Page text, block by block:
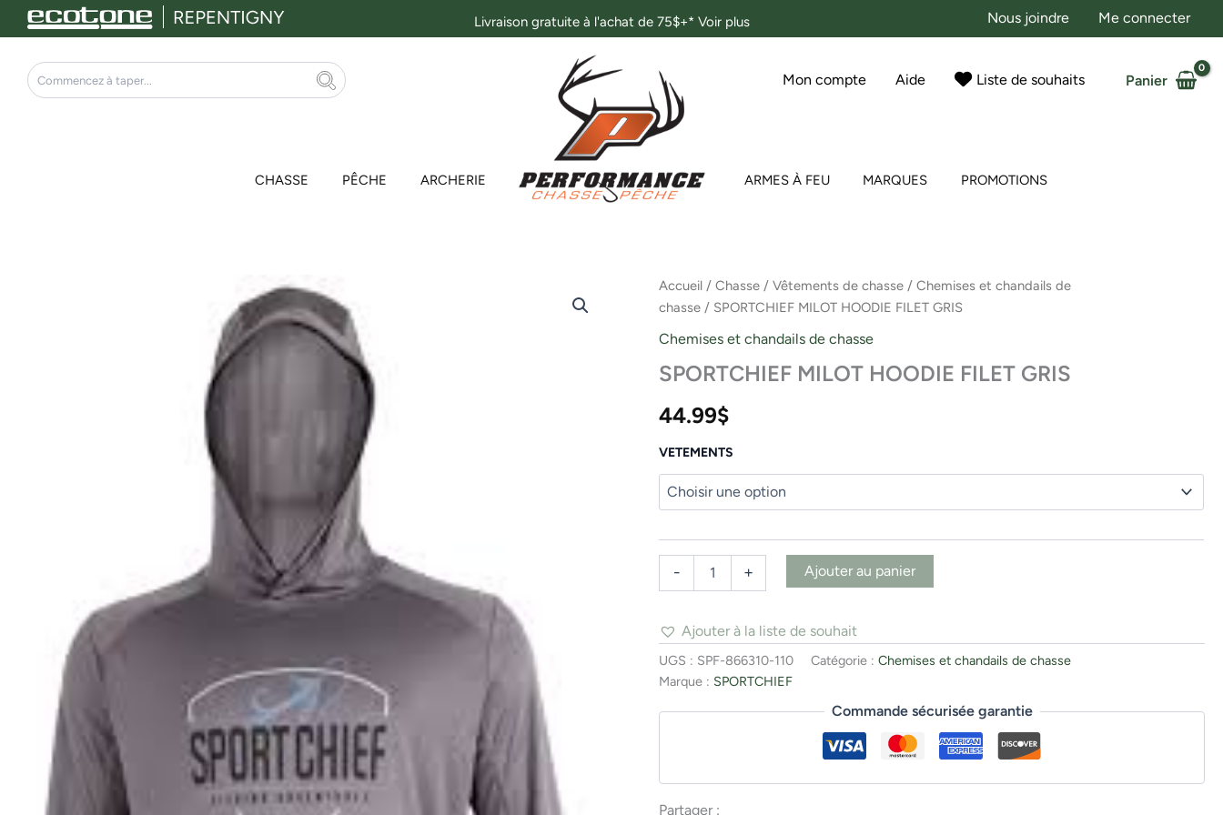
Aller
au
contenu
Livraison gratuite à l'achat de 75$+* Voir plus Nous joindre Me connecter
Rechercher
Mon compte Aide Liste de souhaits Panier
CHASSE PÊCHE ARCHERIE ARMES À FEU MARQUES PROMOTIONS
Accueil /Chasse /Vêtements de chasse /Chemises et chandails de
chasse / SPORTCHIEF MILOT HOODIE FILET GRIS
Chemises et chandails de chasse
SPORTCHIEF MILOT HOODIE FILET GRIS
44.99$
VETEMENTS
-
quantité
de
SPORTCHIEF
MILOT
FILET
+ Ajouter au panier
Ajouter à la liste de souhait
UGS : SPF-866310-110 Catégorie :Chemises et chandails de chasse
Marque : SPORTCHIEF
Commande sécurisée garantie
Partager :